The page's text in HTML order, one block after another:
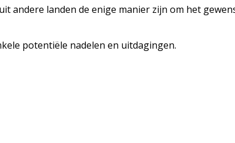
andere landen de enige manier zijn om het
potentiële nadelen en uitdagingen.